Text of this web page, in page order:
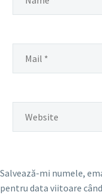
Salvează-mi numele,
pentru data viitoare